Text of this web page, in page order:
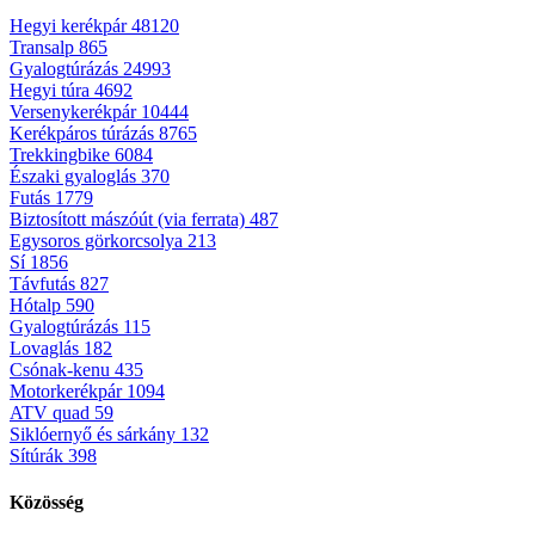
Hegyi kerékpár48120
Transalp 865
Gyalogtúrázás 24993
Hegyi túra 4692
Versenykerékpár 10444
Kerékpáros túrázás 8765
Trekkingbike 6084
Északi gyaloglás 370
Futás 1779
Biztosított mászóút (via ferrata) 487
Egysoros görkorcsolya 213
Sí 1856
Távfutás 827
Hótalp 590
Gyalogtúrázás 115
Lovaglás 182
Csónak-kenu 435
Motorkerékpár 1094
ATV quad 59
Siklóernyő és sárkány 132
Sítúrák 398
Közösség